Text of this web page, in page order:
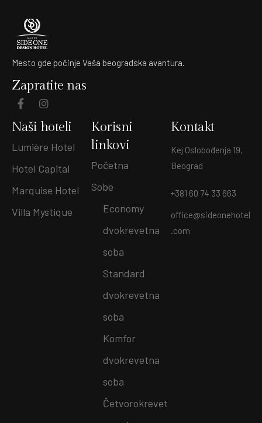
Mesto gde počinje Vaša beogradska avantura.
Zapratite nas
Naši hoteli
Lumière Hotel
Hotel Capital
Marquise Hotel
Villa Mystique
Korisni
linkovi
Početna
Sobe
Economy
dvokrevetna
soba
Standard
dvokrevetna
soba
Komfor
dvokrevetna
soba
Četvorokrevet
Kontakt
Kej Oslobođenja 19,
Beograd
+381 60 74 33 663
office@sideonehotel
.com